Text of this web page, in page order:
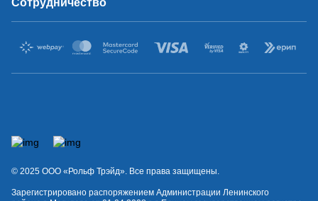
Сотрудничество
© 2025 OOO «Рольф Трэйд». Все права защищены.
Зарегистрировано распоряжением Администрации Ленинского